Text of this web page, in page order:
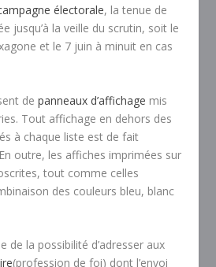
électorale, la tenue de
jusqu’à la veille du scrutin, soit le
et le 7 juin à minuit en cas
depanneaux d’affichage mis
Tout affichage en dehors des
à chaque liste est de fait
outre, les affiches imprimées sur
tout comme celles
des couleurs bleu, blanc
de la possibilité d’adresser aux
(profession de foi) dont l’envoi